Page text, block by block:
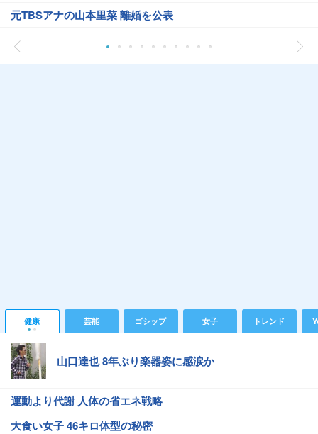
元TBSアナの山本里菜 離婚を公表
健康 芸能 ゴシップ 女子 トレンド
山口達也 8年ぶり楽器姿に感涙か
運動より代謝 人体の省エネ戦略
大食い女子 46キロ体型の秘密